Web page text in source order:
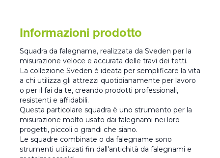
Informazioni prodotto
Squadra da falegname, realizzata da Sveden per la
misurazione veloce e accurata delle travi dei tetti.
La collezione Sveden è ideata per semplificare la vita
a chi utilizza gli attrezzi quotidianamente per lavoro
o per il fai da te, creando prodotti professionali,
resistenti e affidabili.
Questa particolare squadra è uno strumento per la
misurazione molto usato dai falegnami nei loro
progetti, piccoli o grandi che siano.
Le squadre combinate o da falegname sono
strumenti utilizzati fin dall'antichità da falegnami e